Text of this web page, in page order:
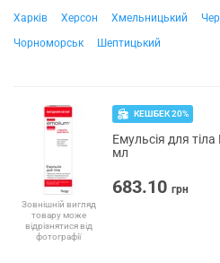
Харків
Херсон Хмельницький
Чорноморськ
Шептицький
Зовнішній вигляд
товару може
відрізнятися від
фотографії
КЕШБЕК 20%
Емульсія для
мл
683.10 грн